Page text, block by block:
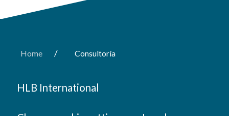
Home / Consultoría
HLB International